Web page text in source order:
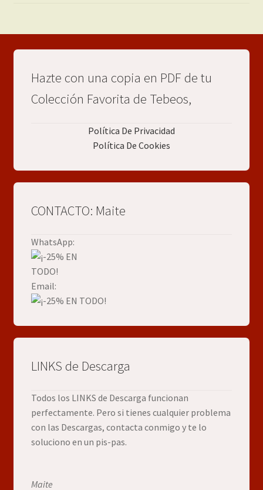
Hazte con una copia en PDF de tu
Colección Favorita de Tebeos,
Política De Privacidad
Política De Cookies
CONTACTO: Maite
WhatsApp:
Email:
LINKS de Descarga
Todos los LINKS de Descarga funcionan
perfectamente. Pero si tienes cualquier problema
con las Descargas, contacta conmigo y te lo
soluciono en un pis-pas.
Maite